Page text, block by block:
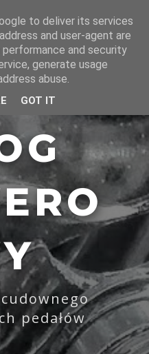
pedałów
to deliver its services
and user-agent are
and security
generate usage
abuse.
GOT IT